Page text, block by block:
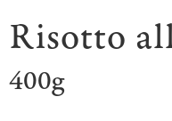
Risotto
400g